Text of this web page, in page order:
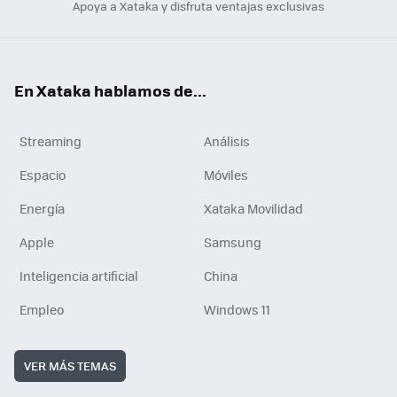
Apoya a Xataka y disfruta ventajas exclusivas
En Xataka hablamos de...
Streaming
Análisis
Espacio
Móviles
Energía
Xataka Movilidad
Apple
Samsung
Inteligencia artificial
China
Empleo
Windows 11
VER MÁS TEMAS